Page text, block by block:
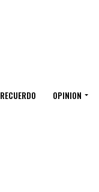
RECUERDO OPINION